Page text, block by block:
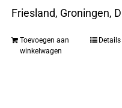
Friesland, Groningen,
Toevoegen aan
winkelwagen
Details